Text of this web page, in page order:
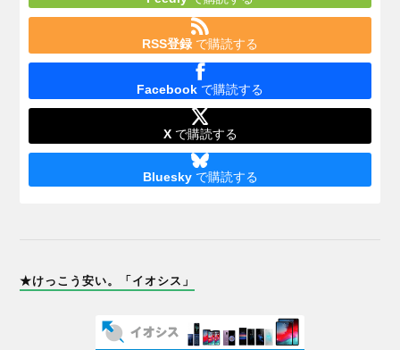
RSS登録 で購読する
Facebook で購読する
Xで購読する
Blueskyで購読する
★けっこう安い。「イオシス」